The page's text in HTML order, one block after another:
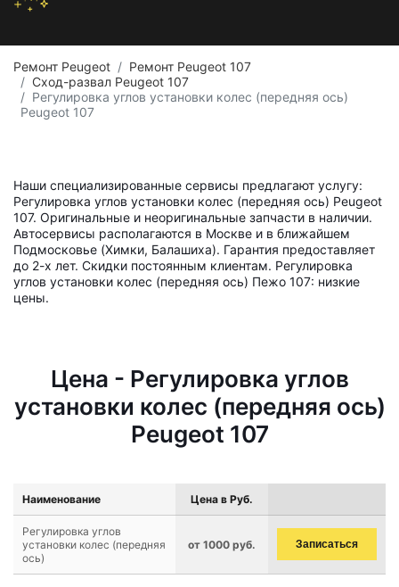
Ремонт Peugeot
Ремонт Peugeot 107
Сход-развал Peugeot 107
Регулировка углов установки колес (передняя ось)
Peugeot 107
Наши специализированные сервисы предлагают услугу:
Регулировка углов установки колес (передняя ось) Peugeot
107. Оригинальные и неоригинальные запчасти в наличии.
Автосервисы располагаются в Москве и в ближайшем
Подмосковье (Химки, Балашиха). Гарантия предоставляет
до 2-х лет. Скидки постоянным клиентам. Регулировка
углов установки колес (передняя ось) Пежо 107: низкие
цены.
Цена - Регулировка углов
установки колес (передняя ось)
Peugeot 107
Наименование Цена в Руб.
Регулировка углов
установки колес (передняя
ось)
от 1000 руб. Записаться